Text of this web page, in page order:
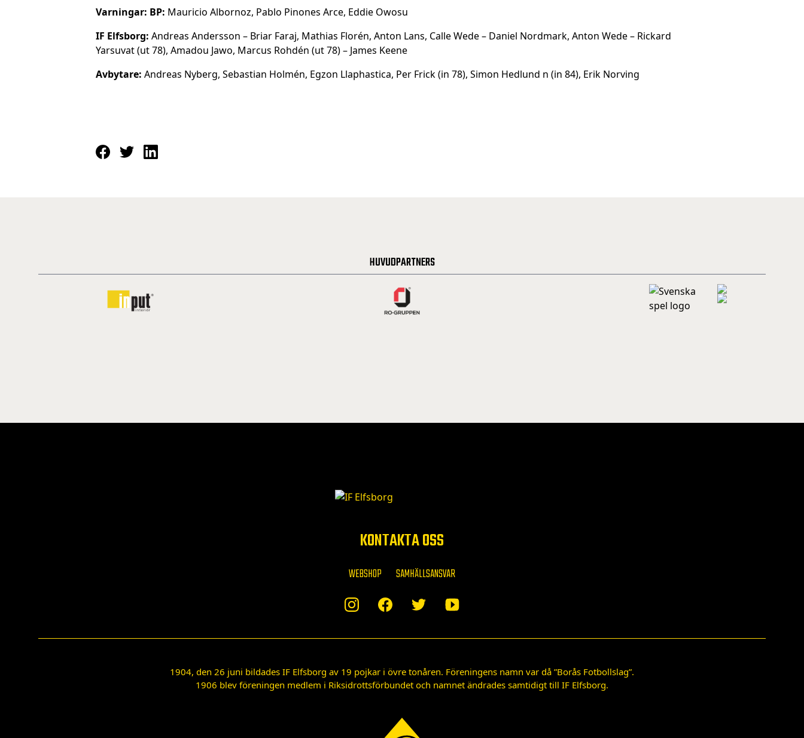
Varningar: BP: Mauricio Albornoz, Pablo Pinones Arce, Eddie Owosu
IF Elfsborg: Andreas Andersson – Briar Faraj, Mathias Florén, Anton Lans, Calle Wede – Daniel Nordmark, Anton Wede – Rickard
Yarsuvat (ut 78), Amadou Jawo, Marcus Rohdén (ut 78) – James Keene
Avbytare: Andreas Nyberg, Sebastian Holmén, Egzon Llaphastica, Per Frick (in 78), Simon Hedlund n (in 84), Erik Norving
HUVUDPARTNERS
KONTAKTA OSS
WEBSHOP SAMHÄLLSANSVAR
1904, den 26 juni bildades IF Elfsborg av 19 pojkar i övre tonåren. Föreningens namn var då ”Borås Fotbollslag”.
1906 blev föreningen medlem i Riksidrottsförbundet och namnet ändrades samtidigt till IF Elfsborg.